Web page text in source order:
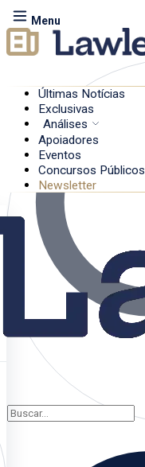
Menu
Últimas Notícias
Exclusivas
Análises
Apoiadores
Eventos
Concursos Públicos
Newsletter